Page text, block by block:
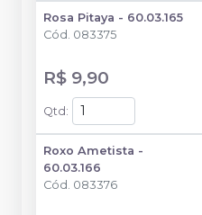
Rosa Pitaya - 60.03.165
Cód. 083375
R$ 9,90
Qtd :
Roxo Ametista -
60.03.166
Cód. 083376